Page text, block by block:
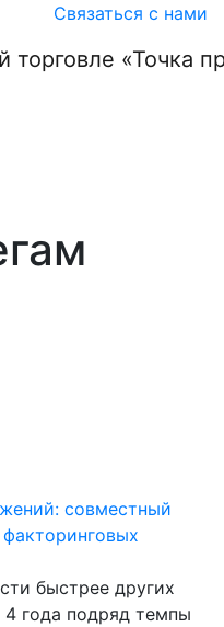
Связаться с нами
совместный
быстрее других
4 года подряд темпы